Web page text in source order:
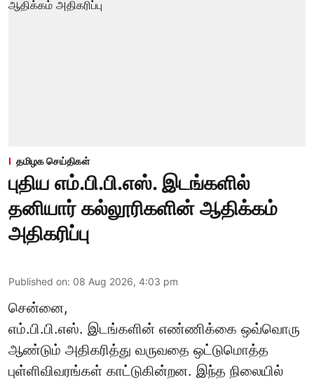
தமிழக செய்திகள்
புதிய எம்.பி.பி.எஸ். இடங்களில்
தனியார் கல்லூரிகளின் ஆதிக்கம்
அதிகரிப்பு
Published on: 08 Aug 2026, 4:03 pm
சென்னை,
எம்.பி.பி.எஸ். இடங்களின் எண்ணிக்கை ஒவ்வொரு
ஆண்டும் அதிகரித்து வருவதை ஒட்டுமொத்த
புள்ளிவிவரங்கள் காட்டுகின்றன. இந்த நிலையில்